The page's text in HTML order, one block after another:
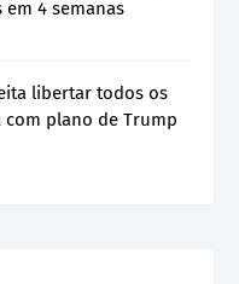
4 semanas
libertar todos os
plano de Trump